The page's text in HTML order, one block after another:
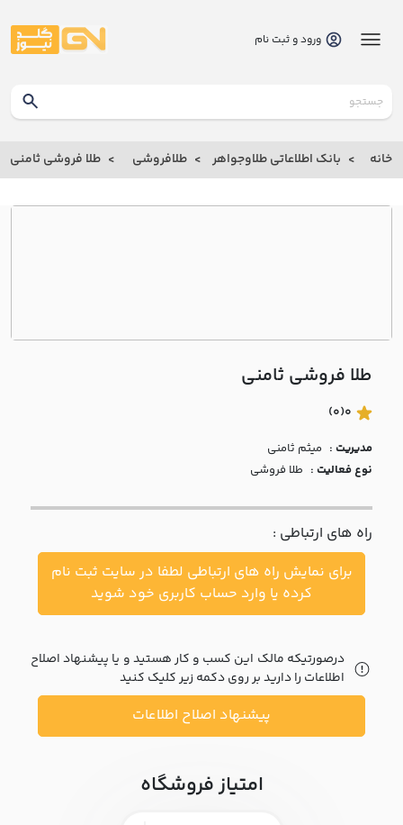
بانک
بانک
اطلاعاتی
درباره
با ما
مقالات
اخبار
پرسش
متداول
خواست
ورود و ثبت نام
خانه بانک اطلاعاتی طلاوجواهر طلافروشی طلا فروشی ثامني
طلا فروشی ثامني
0
(0)
مدیریت : ميثم ثامني
نوع فعالیت : طلا فروشی
راه های ارتباطی :
برای نمایش راه های ارتباطی لطفا در سایت ثبت نام
کرده یا وارد حساب کاربری خود شوید
درصورتیکه مالک این کسب و کار هستید و یا پیشنهاد اصلاح
اطلاعات را دارید بر روی دکمه زیر کلیک کنید
پیشنهاد اصلاح اطلاعات
امتیاز فروشگاه